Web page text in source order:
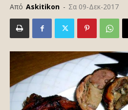
Από Askitikon - Σα 09-Δεκ-2017